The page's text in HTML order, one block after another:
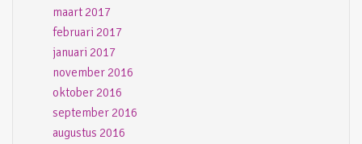
maart 2017
februari 2017
januari 2017
november 2016
oktober 2016
september 2016
augustus 2016